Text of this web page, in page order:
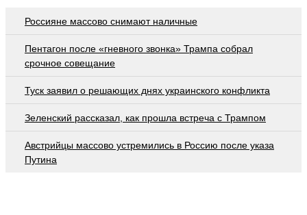
Россияне массово снимают наличные
Пентагон после «гневного звонка» Трампа собрал
срочное совещание
Туск заявил о решающих днях украинского конфликта
Зеленский рассказал, как прошла встреча с Трампом
Австрийцы массово устремились в Россию после указа
Путина